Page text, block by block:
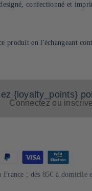
confectionné et
produit en l'échangeant
{loyalty_points}
Connectez ou
France ; dès 85€ à